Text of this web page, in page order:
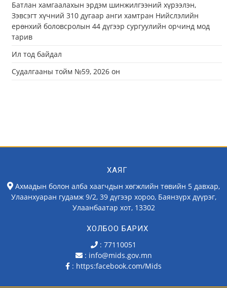
Батлан хамгаалахын эрдэм шинжилгээний хүрээлэн,
Зэвсэгт хүчний 310 дугаар анги хамтран Нийслэлийн
ерөнхий боловсролын 44 дүгээр сургуулийн орчинд мод
тарив
Ил тод байдал
Судалгааны тойм №59, 2026 он
ХАЯГ
Ахмадын болон алба хаагчдын хөгжлийн төвийн 5 давхар,
Улаанхуаран гудамж 9/2, 39 дүгээр хороо, Баянзүрх дүүрэг,
Улаанбаатар хот, 13302
ХОЛБОО БАРИХ
: 77110051
: info@mids.gov.mn
: https:facebook.com/Mids